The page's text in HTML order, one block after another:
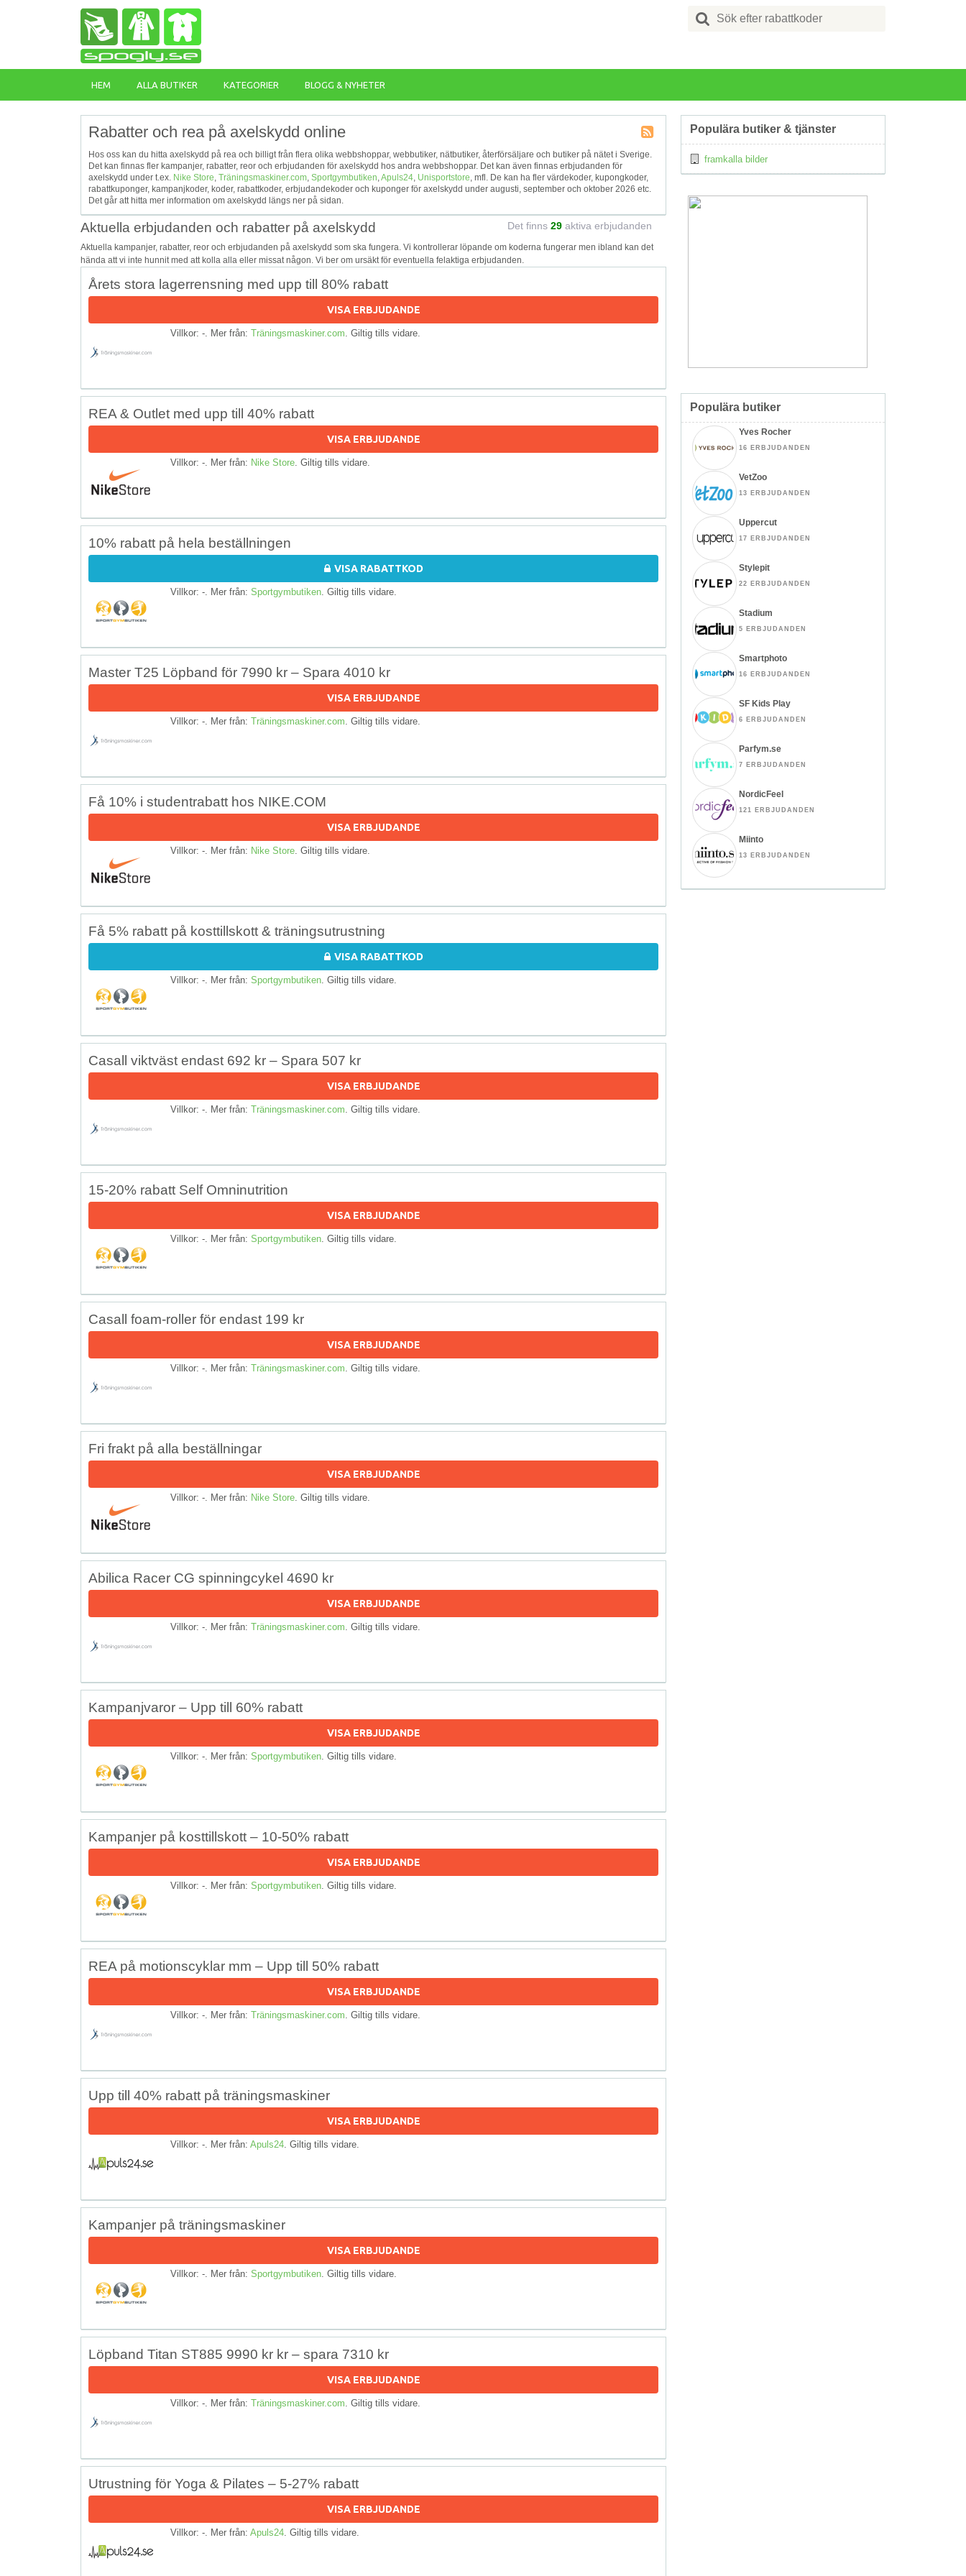
Search
for:
HEM ALLA BUTIKER KATEGORIER BLOGG & NYHETER
Tagg
RSS
Rabatter och rea på axelskydd online
Hos oss kan du hitta axelskydd på rea och billigt från flera olika webbshoppar, webbutiker, nätbutiker, återförsäljare och butiker på nätet i Sverige.
Det kan finnas fler kampanjer, rabatter, reor och erbjudanden för axelskydd hos andra webbshoppar. Det kan även finnas erbjudanden för
axelskydd under t.ex. Nike Store, Träningsmaskiner.com, Sportgymbutiken,Apuls24, Unisportstore, mfl. De kan ha fler värdekoder, kupongkoder,
rabattkuponger, kampanjkoder, koder, rabattkoder, erbjudandekoder och kuponger för axelskydd under augusti, september och oktober 2026 etc.
Det går att hitta mer information om axelskydd längs ner på sidan.
Aktuella erbjudanden och rabatter på axelskydd Det finns 29 aktiva erbjudanden
Aktuella kampanjer, rabatter, reor och erbjudanden på axelskydd som ska fungera. Vi kontrollerar löpande om koderna fungerar men ibland kan det
hända att vi inte hunnit med att kolla alla eller missat någon. Vi ber om ursäkt för eventuella felaktiga erbjudanden.
Årets stora lagerrensning med upp till 80% rabatt
VISA ERBJUDANDE
Villkor: -. Mer från: Träningsmaskiner.com . Giltig tills vidare.
REA & Outlet med upp till 40% rabatt
VISA ERBJUDANDE
Villkor: -. Mer från: Nike Store . Giltig tills vidare.
10% rabatt på hela beställningen
VISA RABATTKOD
Villkor: -. Mer från: Sportgymbutiken . Giltig tills vidare.
Master T25 Löpband för 7990 kr – Spara 4010 kr
VISA ERBJUDANDE
Villkor: -. Mer från: Träningsmaskiner.com . Giltig tills vidare.
Få 10% i studentrabatt hos NIKE.COM
VISA ERBJUDANDE
Villkor: -. Mer från: Nike Store . Giltig tills vidare.
Få 5% rabatt på kosttillskott & träningsutrustning
VISA RABATTKOD
Villkor: -. Mer från: Sportgymbutiken . Giltig tills vidare.
Casall viktväst endast 692 kr – Spara 507 kr
VISA ERBJUDANDE
Villkor: -. Mer från: Träningsmaskiner.com . Giltig tills vidare.
15-20% rabatt Self Omninutrition
VISA ERBJUDANDE
Villkor: -. Mer från: Sportgymbutiken . Giltig tills vidare.
Casall foam-roller för endast 199 kr
VISA ERBJUDANDE
Villkor: -. Mer från: Träningsmaskiner.com . Giltig tills vidare.
Fri frakt på alla beställningar
VISA ERBJUDANDE
Villkor: -. Mer från: Nike Store . Giltig tills vidare.
Abilica Racer CG spinningcykel 4690 kr
VISA ERBJUDANDE
Villkor: -. Mer från: Träningsmaskiner.com . Giltig tills vidare.
Kampanjvaror – Upp till 60% rabatt
VISA ERBJUDANDE
Villkor: -. Mer från: Sportgymbutiken . Giltig tills vidare.
Kampanjer på kosttillskott – 10-50% rabatt
VISA ERBJUDANDE
Villkor: -. Mer från: Sportgymbutiken . Giltig tills vidare.
REA på motionscyklar mm – Upp till 50% rabatt
VISA ERBJUDANDE
Villkor: -. Mer från: Träningsmaskiner.com . Giltig tills vidare.
Upp till 40% rabatt på träningsmaskiner
VISA ERBJUDANDE
Villkor: -. Mer från: Apuls24 . Giltig tills vidare.
Kampanjer på träningsmaskiner
VISA ERBJUDANDE
Villkor: -. Mer från: Sportgymbutiken . Giltig tills vidare.
Löpband Titan ST885 9990 kr kr – spara 7310 kr
VISA ERBJUDANDE
Villkor: -. Mer från: Träningsmaskiner.com . Giltig tills vidare.
Utrustning för Yoga & Pilates – 5-27% rabatt
VISA ERBJUDANDE
Villkor: -. Mer från: Apuls24 . Giltig tills vidare.
Populära butiker & tjänster
framkalla bilder
Populära butiker
Yves Rocher
16 ERBJUDANDEN
VetZoo
13 ERBJUDANDEN
Uppercut
17 ERBJUDANDEN
Stylepit
22 ERBJUDANDEN
Stadium
5 ERBJUDANDEN
Smartphoto
16 ERBJUDANDEN
SF Kids Play
6 ERBJUDANDEN
Parfym.se
7 ERBJUDANDEN
NordicFeel
121 ERBJUDANDEN
Miinto
13 ERBJUDANDEN